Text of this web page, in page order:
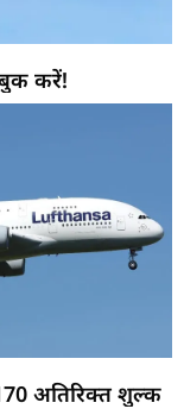
बुक करें!
अतिरिक्त शुल्क